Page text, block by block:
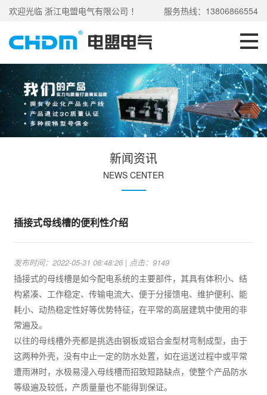
欢迎光临 浙江电盟电气有限公司 ！ 服务热线：13806866554
新闻资讯
NEWS CENTER
插接式母线槽的便利性介绍
发布时间：2022-05-31 08:48:26 | 点击：9149
插接式的母线槽是如今配电系统的主要部件，其具有体积小、结
构紧凑、工作稳定、传输电流大、便于分接馈电、维护便利、能
耗小、动热稳定性好等优势特征，在平常的高层建筑中使用的非
常遍及。
以往的母线槽外壳都是挑选由钢板或铝合金型材弯制成型，由于
这两种外壳，没有中止一定的防水处置，如在运送过程中或平常
遭雨淋时，水极易浸入母线槽而招致短路缺点，使整个产品防水
等级遍及较低，产质量量也不能得到保证。